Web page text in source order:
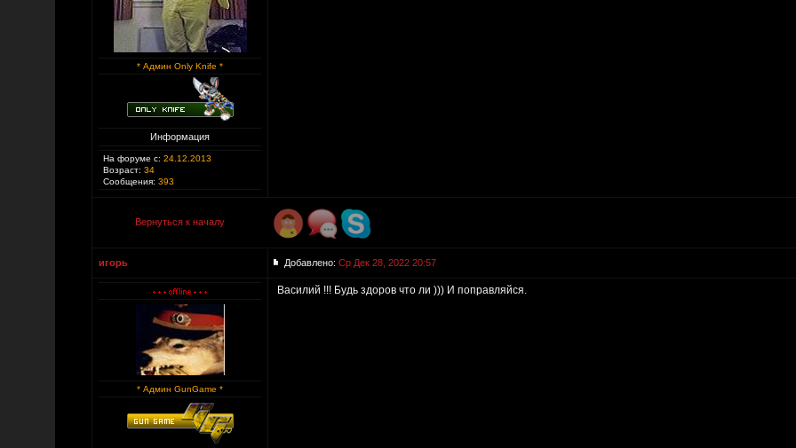
* Админ Only Knife *
Информация
На форуме с: 24.12.2013
Возраст: 34
Сообщения: 393
Вернуться к началу
игорь Добавлено: Ср Дек 28, 2022 20:57
* Админ GunGame *
Василий !!! Будь здоров что ли ))) И поправляйся.